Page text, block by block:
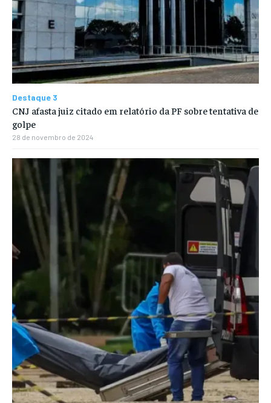
Destaque 3
CNJ afasta juiz citado em relatório da PF sobre tentativa de
golpe
28 de novembro de 2024